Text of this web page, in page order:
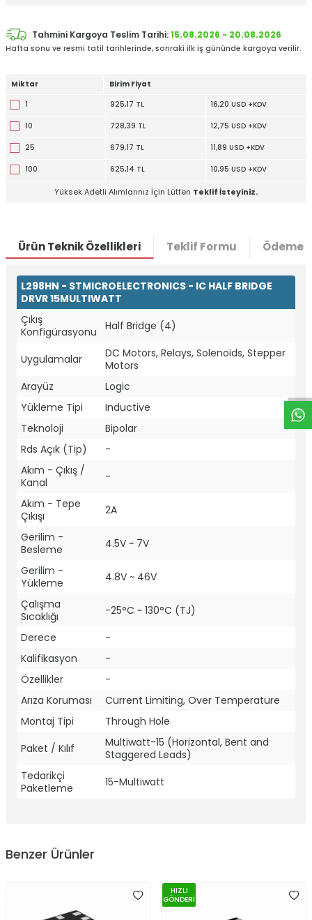
Tahmini Kargoya Teslim Tarihi:15.08.2026 - 20.08.2026
Hafta sonu ve resmi tatil tarihlerinde, sonraki ilk iş gününde kargoya verilir.
Miktar
Birim Fiyat
1
925,17 TL 16,20 USD +KDV
10 728,39 TL 12,75 USD +KDV
25 679,17 TL 11,89 USD +KDV
100 625,14 TL 10,95 USD +KDV
Yüksek Adetli Alımlarınız İçin Lütfen Teklif İsteyiniz.
Ürün Teknik Özellikleri Teklif Formu Ödeme
L298HN - STMICROELECTRONICS - IC HALF BRIDGE
DRVR 15MULTIWATT
Çıkış
Konfigürasyonu
Half Bridge (4)
Uygulamalar
DC Motors, Relays, Solenoids, Stepper
Motors
Arayüz
Logic
Yükleme Tipi
Inductive
Teknoloji
Bipolar
Rds Açık (Tip)
-
Akım - Çıkış /
Kanal
-
Akım - Tepe
Çıkışı
2A
Gerilim -
Besleme
4.5V ~ 7V
Gerilim -
Yükleme
4.8V ~ 46V
Çalışma
Sıcaklığı
-25°C ~ 130°C (TJ)
Derece
-
Kalifikasyon
-
Özellikler
-
Arıza Koruması
Current Limiting, Over Temperature
Montaj Tipi
Through Hole
Paket / Kılıf
Multiwatt-15 (Horizontal, Bent and
Staggered Leads)
Tedarikçi
Paketleme
15-Multiwatt
Benzer Ürünler
HIZLI
GÖNDERİ